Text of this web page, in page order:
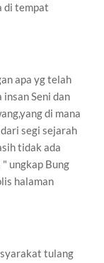
di tempat
apa yg telah
Seni dan
di mana
segi sejarah
tidak ada
ungkap Bung
halaman
tulang